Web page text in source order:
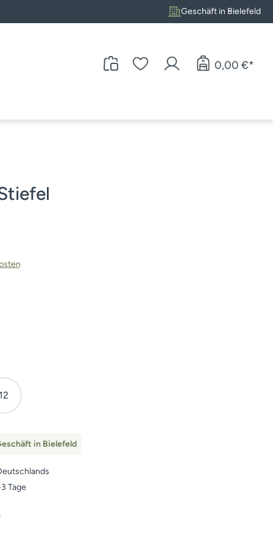
Geschäft in Bielefeld
0,00 €*
12
in Bielefeld
Tage